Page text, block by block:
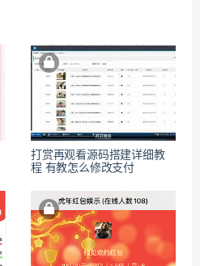
打赏再观看源码搭建详细教
程 有教怎么修改支付